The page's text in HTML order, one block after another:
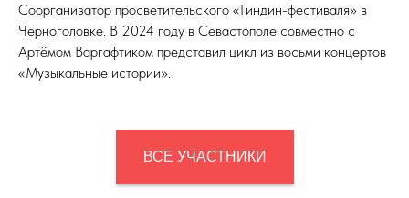
Соорганизатор просветительского «Гиндин-фестиваля» в
Черноголовке. В 2024 году в Севастополе совместно с
Артёмом Варгафтиком представил цикл из восьми концертов
«Музыкальные истории».
ВСЕ УЧАСТНИКИ